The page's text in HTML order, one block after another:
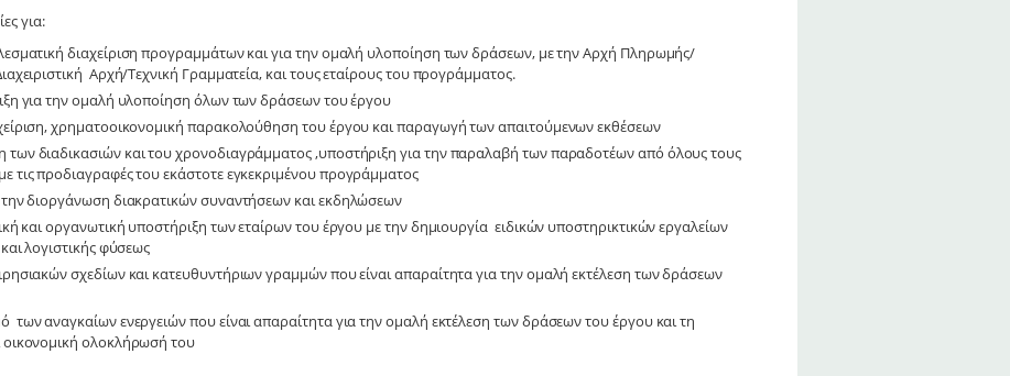
για:
διαχείριση προγραμμάτων και για την ομαλή υλοποίηση των δράσεων, με την Αρχή Πληρωμής/
Αρχή/Τεχνική Γραμματεία, και τους εταίρους του προγράμματος.
για την ομαλή υλοποίηση όλων των δράσεων του έργου
χρηματοοικονομική παρακολούθηση του έργου και παραγωγή των απαιτούμενων εκθέσεων
διαδικασιών και του χρονοδιαγράμματος ,υποστήριξη για την παραλαβή των παραδοτέων από όλους τους
τις προδιαγραφές του εκάστοτε εγκεκριμένου προγράμματος
διοργάνωση διακρατικών συναντήσεων και εκδηλώσεων
και οργανωτική υποστήριξη των εταίρων του έργου με την δημιουργία ειδικών υποστηρικτικών εργαλείων
λογιστικής φύσεως
σχεδίων και κατευθυντήριων γραμμών που είναι απαραίτητα για την ομαλή εκτέλεση των δράσεων
των αναγκαίων ενεργειών που είναι απαραίτητα για την ομαλή εκτέλεση των δράσεων του έργου και τη
οικονομική ολοκλήρωσή του